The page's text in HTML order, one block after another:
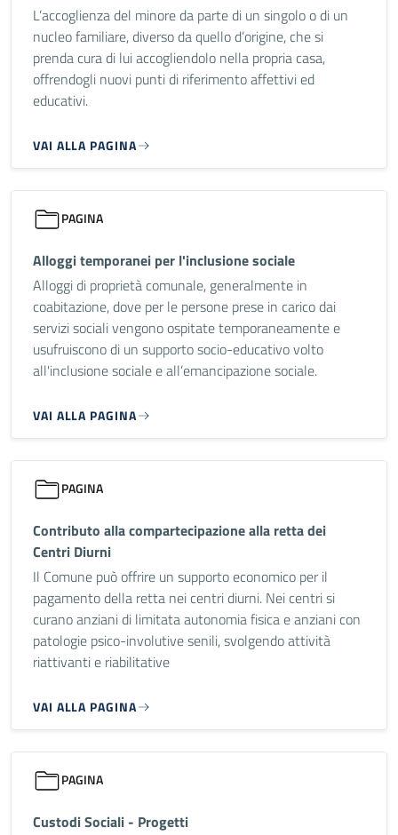
L’accoglienza del minore da parte di un singolo o di un
nucleo familiare, diverso da quello d’origine, che si
prenda cura di lui accogliendolo nella propria casa,
offrendogli nuovi punti di riferimento affettivi ed
educativi.
VAI ALLA PAGINA
PAGINA
Alloggi temporanei per l'inclusione sociale
Alloggi di proprietà comunale, generalmente in
coabitazione, dove per le persone prese in carico dai
servizi sociali vengono ospitate temporaneamente e
usufruiscono di un supporto socio-educativo volto
all'inclusione sociale e all’emancipazione sociale.
VAI ALLA PAGINA
PAGINA
Contributo alla compartecipazione alla retta dei
Centri Diurni
Il Comune può offrire un supporto economico per il
pagamento della retta nei centri diurni. Nei centri si
curano anziani di limitata autonomia fisica e anziani con
patologie psico-involutive senili, svolgendo attività
riattivanti e riabilitative
VAI ALLA PAGINA
PAGINA
Custodi Sociali - Progetti